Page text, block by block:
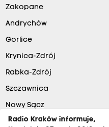
Zakopane
Andrychów
Gorlice
Krynica-Zdrój
Rabka-Zdrój
Szczawnica
Nowy Sącz
Radio Kraków informuje,